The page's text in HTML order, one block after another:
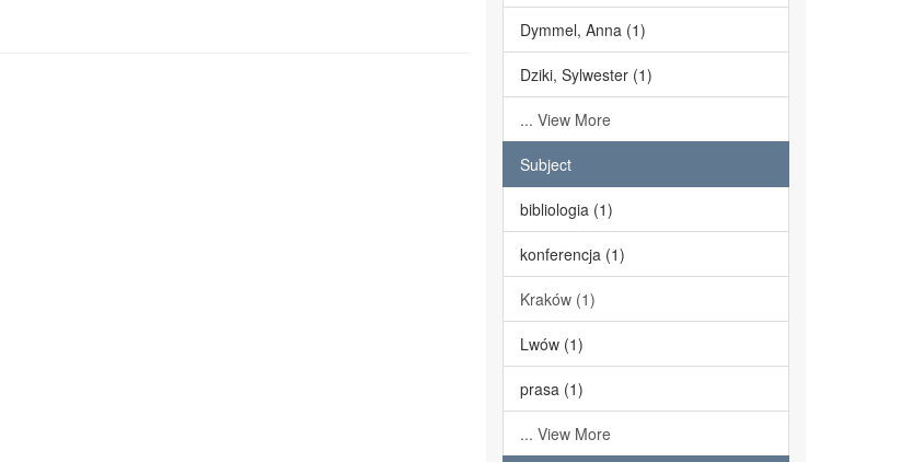
Dymmel, Anna (1)
Dziki, Sylwester (1)
... View More
Subject
bibliologia (1)
konferencja (1)
Kraków (1)
Lwów (1)
prasa (1)
... View More